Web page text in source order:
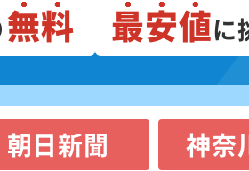
無料 最安値に
朝日新聞 神奈